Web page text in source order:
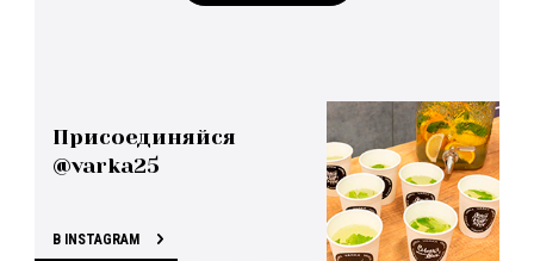
Присоединяйся
@varka25
В INSTAGRAM